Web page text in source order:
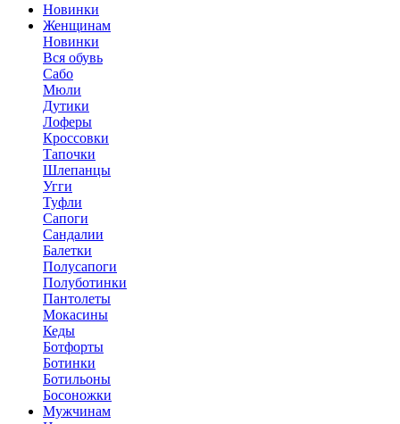
Новинки
Женщинам
Новинки
Вся обувь
Сабо
Мюли
Дутики
Лоферы
Кроссовки
Тапочки
Шлепанцы
Угги
Туфли
Сапоги
Сандалии
Балетки
Полусапоги
Полуботинки
Пантолеты
Мокасины
Кеды
Ботфорты
Ботинки
Ботильоны
Босоножки
Мужчинам